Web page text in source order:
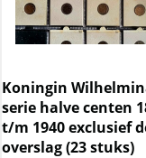
Koningin
serie halve centen
t/m 1940 exclusief
overslag (23 stuks)